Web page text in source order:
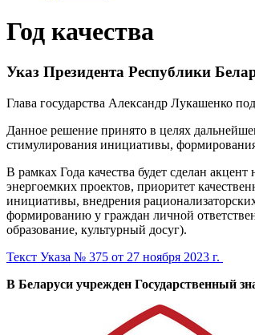
Год качества
Указ Президента Республики
Глава государства Александр Лукашенко
Данное решение принято в целях
стимулирования инициативы, формирования
В рамках Года качества будет сделан
энергоемких проектов, приоритет
инициативы, внедрения
формированию у граждан личной
образование, культурный досуг).
Текст Указа № 375 от 27 ноября 2023 г.
В Беларуси учрежден Государственный